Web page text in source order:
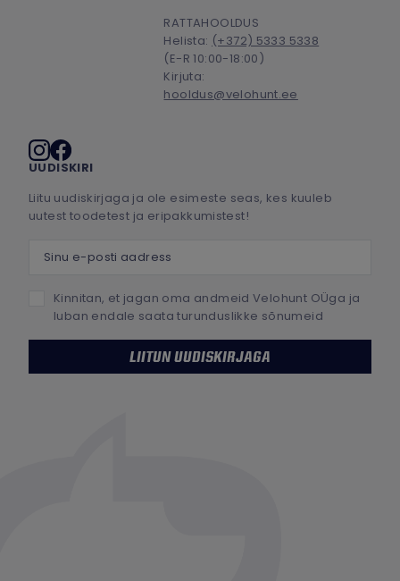
RATTAHOOLDUS
Helista: (+372) 5333 5338
(E-R 10:00-18:00)
Kirjuta:
hooldus@velohunt.ee
Sotsiaalmeedia
UUDISKIRI
Liitu uudiskirjaga ja ole esimeste seas, kes kuuleb
uutest toodetest ja eripakkumistest!
Kinnitan, et jagan oma andmeid Velohunt OÜga ja
luban endale saata turunduslikke sõnumeid
LIITUN UUDISKIRJAGA